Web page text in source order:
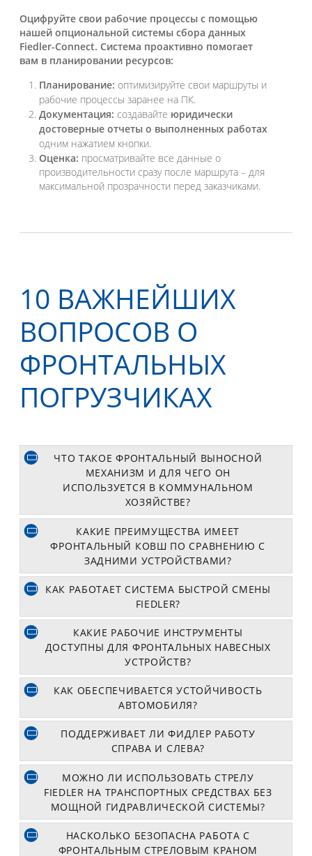
Оцифруйте свои рабочие процессы с помощью
нашей опциональной системы сбора данных
Fiedler-Connect. Система проактивно помогает
вам в планировании ресурсов:
Планирование: оптимизируйте свои маршруты и
рабочие процессы заранее на ПК.
Документация: создавайте юридически
достоверные отчеты о выполненных работах
одним нажатием кнопки.
Оценка: просматривайте все данные о
производительности сразу после маршрута – для
максимальной прозрачности перед заказчиками.
10 ВАЖНЕЙШИХ
ВОПРОСОВ О
ФРОНТАЛЬНЫХ
ПОГРУЗЧИКАХ
ЧТО ТАКОЕ ФРОНТАЛЬНЫЙ ВЫНОСНОЙ
МЕХАНИЗМ И ДЛЯ ЧЕГО ОН
ИСПОЛЬЗУЕТСЯ В КОММУНАЛЬНОМ
ХОЗЯЙСТВЕ?
КАКИЕ ПРЕИМУЩЕСТВА ИМЕЕТ
ФРОНТАЛЬНЫЙ КОВШ ПО СРАВНЕНИЮ С
ЗАДНИМИ УСТРОЙСТВАМИ?
КАК РАБОТАЕТ СИСТЕМА БЫСТРОЙ СМЕНЫ
FIEDLER?
КАКИЕ РАБОЧИЕ ИНСТРУМЕНТЫ
ДОСТУПНЫ ДЛЯ ФРОНТАЛЬНЫХ НАВЕСНЫХ
УСТРОЙСТВ?
КАК ОБЕСПЕЧИВАЕТСЯ УСТОЙЧИВОСТЬ
АВТОМОБИЛЯ?
ПОДДЕРЖИВАЕТ ЛИ ФИДЛЕР РАБОТУ
СПРАВА И СЛЕВА?
МОЖНО ЛИ ИСПОЛЬЗОВАТЬ СТРЕЛУ
FIEDLER НА ТРАНСПОРТНЫХ СРЕДСТВАХ БЕЗ
МОЩНОЙ ГИДРАВЛИЧЕСКОЙ СИСТЕМЫ?
НАСКОЛЬКО БЕЗОПАСНА РАБОТА С
ФРОНТАЛЬНЫМ СТРЕЛОВЫМ КРАНОМ